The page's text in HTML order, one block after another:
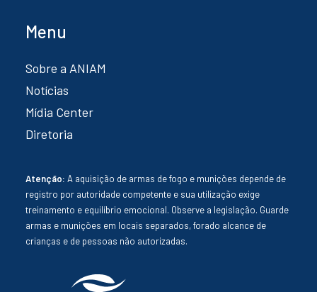
Menu
Sobre a ANIAM
Notícias
Mídia Center
Diretoria
Atenção: A aquisição de armas de fogo e munições depende de
registro por autoridade competente e sua utilização exige
treinamento e equilíbrio emocional. Observe a legislação. Guarde
armas e munições em locais separados, forado alcance de
crianças e de pessoas não autorizadas.